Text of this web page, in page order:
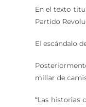
En el texto
Partido
El escándalo
millar de
“Las historias